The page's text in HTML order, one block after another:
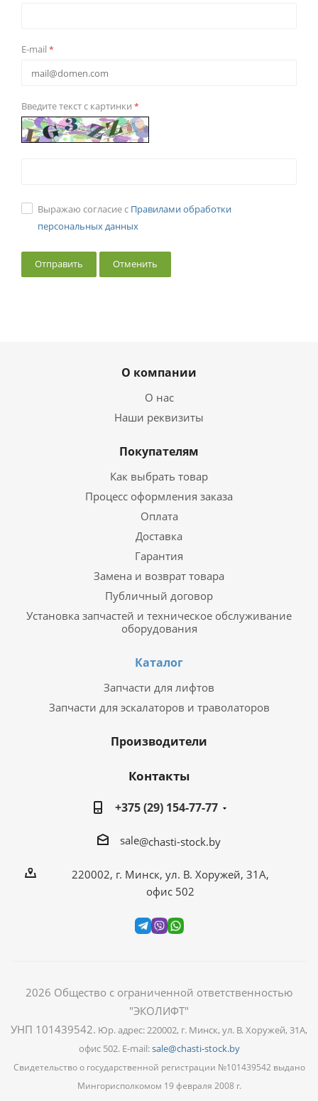
E-mail *
Введите текст с картинки *
Выражаю согласие с Правилами обработки
персональных данных
Отменить
О компании
О нас
Наши реквизиты
Покупателям
Как выбрать товар
Процесс оформления заказа
Оплата
Доставка
Гарантия
Замена и возврат товара
Публичный договор
Установка запчастей и техническое обслуживание
оборудования
Каталог
Запчасти для лифтов
Запчасти для эскалаторов и траволаторов
Производители
Контакты
+375 (29) 154-77-77
sale@chasti-stock.by
220002, г. Минск, ул. В. Хоружей, 31А,
офис 502
2026 Общество с ограниченной ответственностью
"ЭКОЛИФТ"
УНП 101439542. Юр. адрес: 220002, г. Минск, ул. В. Хоружей, 31А,
офис 502. E-mail:sale@chasti-stock.by
Свидетельство о государственной регистрации №101439542 выдано
Мингорисполкомом 19 февраля 2008 г.